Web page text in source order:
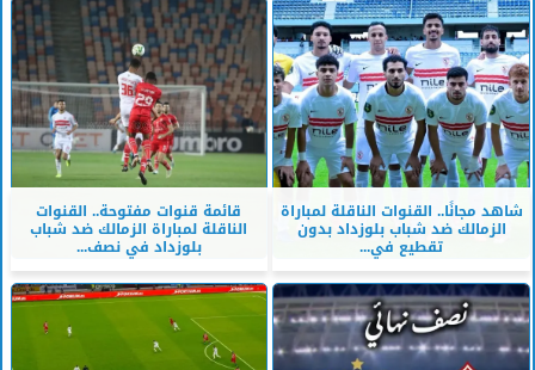
شاهد مجانًا.. القنوات الناقلة لمباراة
الزمالك ضد شباب بلوزداد بدون
تقطيع في...
قائمة قنوات مفتوحة.. القنوات
الناقلة لمباراة الزمالك ضد شباب
بلوزداد في نصف...